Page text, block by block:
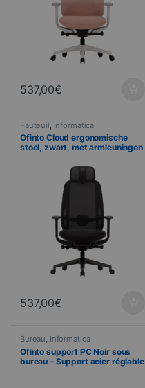
537,00€
Fauteuil Informatica
Ofinto Cloud ergonomische
stoel, zwart, met armleuningen
537,00€
Bureau, Informatica
Ofinto support PC Noir sous
bureau – Support acier réglable